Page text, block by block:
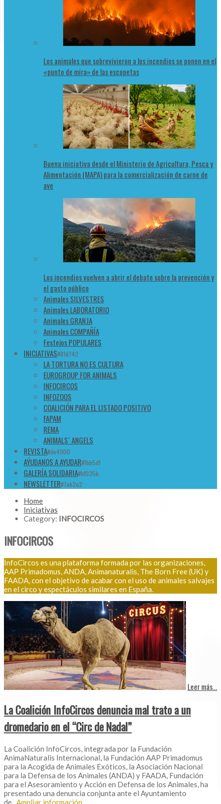
Los animales que sobrevivieron a los incendios se ponen en el
«punto de mira» de las escopetas
Buena iniciativa desde el Ministerio de Agricultura, Pesca y
Alimentación (MAPA) para la comercialización de carne de
ave
Los incendios vuelven a abrir el debate sobre la prevención y
el gasto público
Animales SILVESTRES
Animales LABORATORIO
Animales GRANJA
Animales COMPAÑÍA
Festejos POPULARES
INICIATIVAS#81d742
LA TORTURA NO ES CULTURA
EUROGROUP FOR ANIMALS
INFOCIRCOS
INFOZOOS
COALICIÓN PARA EL LISTADO POSITIVO
FAPAM
REMA
ANIMALS´ ANGELS
REVISTA#de4900
AÝUDANOS A AYUDAR#1bb5d1
GALERÍA SOLIDARIA#bf035b
NEWSLETTER#7eb2e2
Home
Iniciativas
Category: INFOCIRCOS
INFOCIRCOS
InfoCircos es una plataforma formada por las organizaciones,
AAP Primadomus, ANDA, Animanaturalis, The Born Free (UK) y
FAADA, con el objetivo de acabar con el uso de animales salvajes
en el circo y espectáculos similares en España.
Leer más...
La Coalición InfoCircos denuncia mal trato a un
dromedario en el “Circ de Nadal”
La Coalición InfoCircos, integrada por la Fundación
AnimaNaturalis Internacional, la Fundación AAP Primadomus
para la Acogida de Animales Exóticos, la Asociación Nacional
para la Defensa de los Animales (ANDA) y FAADA, Fundación
para el Asesoramiento y Acción en Defensa de los Animales, ha
presentado una denuncia conjunta ante el Ayuntamiento
de ...Ampliar información